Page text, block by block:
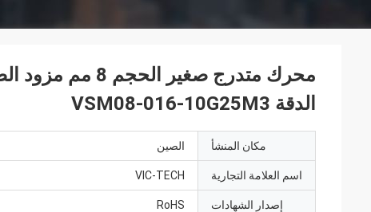
الدقة VSM08-016-10G25M3
مكان المنشأ الصين
اسم العلامة التجارية VIC-TECH
إصدار الشهادات RoHS